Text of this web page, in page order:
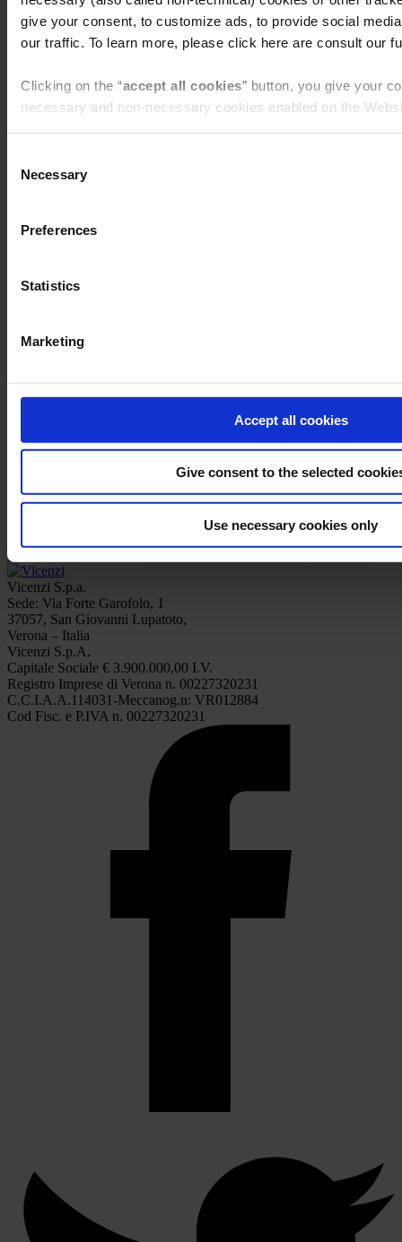
give your consent, to customize ads, to provide social
our traffic. To learn more, please click here are consult our
Clicking on the “accept all cookies” button, you give your
necessary and non-necessary cookies enabled on the
to the use of the cookies that you selected by macro-area
Clicking the “
for that purpose will be used.
Selection
Necessary
Preferences
Statistics
Marketing
Accept all cookies
Give consent to the selected
Use necessary cookies only
Millefoglie Mini Snack con crema alla nocciola da 600 g
Millefoglie Mini Snack con crema pasticcera da 600 g
Vicenzi S.p.a.
Sede: Via Forte Garofolo, 1
37057, San Giovanni Lupatoto,
Verona – Italia
Vicenzi S.p.A.
Capitale Sociale € 3.900.000,00 I.V.
Registro Imprese di Verona n. 00227320231
C.C.I.A.A.114031-Meccanog.n: VR012884
Cod Fisc. e P.IVA n. 00227320231